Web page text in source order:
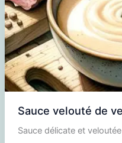
Sauce velouté de
Sauce délicate et